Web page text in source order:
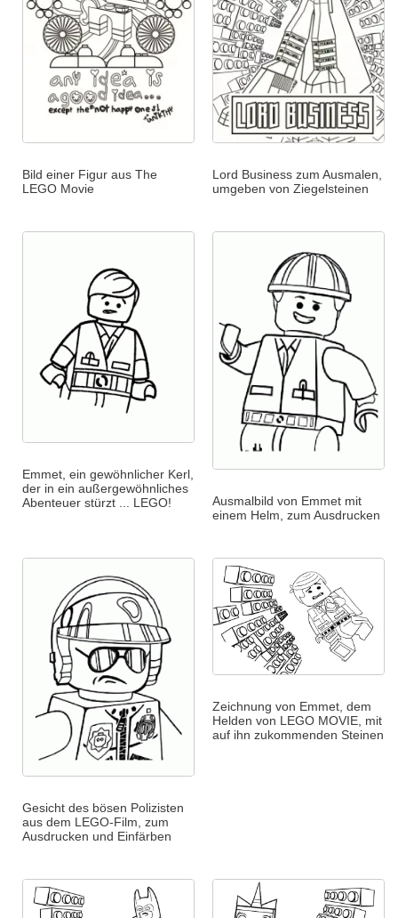
Bild einer Figur aus The
LEGO Movie
Lord Business zum Ausmalen,
umgeben von Ziegelsteinen
Emmet, ein gewöhnlicher Kerl,
der in ein außergewöhnliches
Abenteuer stürzt ... LEGO!
Ausmalbild von Emmet mit
einem Helm, zum Ausdrucken
Gesicht des bösen Polizisten
aus dem LEGO-Film, zum
Ausdrucken und Einfärben
Zeichnung von Emmet, dem
Helden von LEGO MOVIE, mit
auf ihn zukommenden Steinen